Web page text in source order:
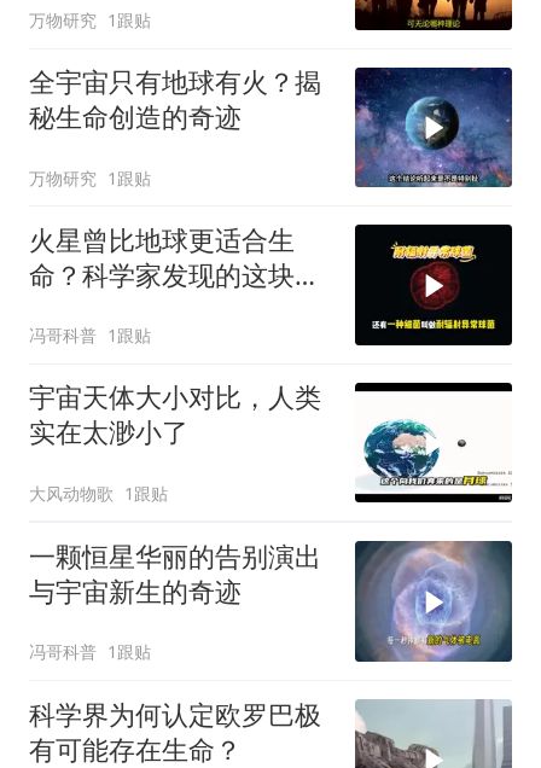
万物研究 1跟贴
全宇宙只有地球有火？揭
秘生命创造的奇迹
万物研究 1跟贴
火星曾比地球更适合生
命？科学家发现的这块石
冯哥科普 1跟贴
宇宙天体大小对比，人类
实在太渺小了
大风动物歌 1跟贴
一颗恒星华丽的告别演出
与宇宙新生的奇迹
冯哥科普 1跟贴
科学界为何认定欧罗巴极
有可能存在生命？